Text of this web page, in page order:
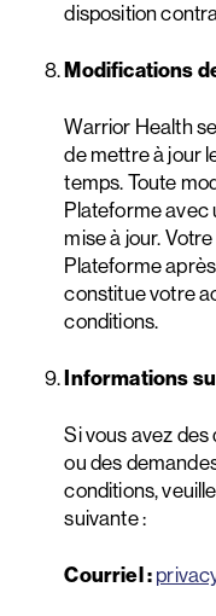
disposition
Modifications
Warrior Health
de mettre à jour
temps. Toute
Plateforme avec
mise à jour.
Plateforme
constitue votre
conditions.
Informations
Si vous avez
ou des
conditions,
suivante :
Courriel :